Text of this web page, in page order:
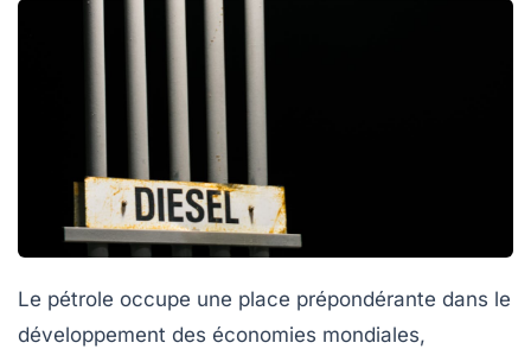
Le pétrole occupe une place prépondérante dans le
développement des économies mondiales,